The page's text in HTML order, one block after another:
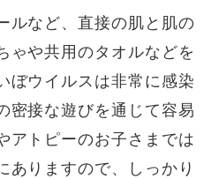
ルなど、直接の肌と肌の
ゃや共用のタオルなどを
ぼウイルスは非常に感染
密接な遊びを通じて容易
アトピーのお子さまでは
ありますので、しっかり